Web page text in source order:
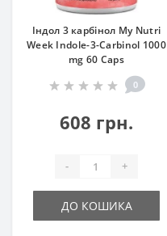
Індол 3 карбінол My Nutri
Week Indole-3-Carbinol 1000
mg 60 Caps
0
608 грн.
- +
ДО КОШИКА